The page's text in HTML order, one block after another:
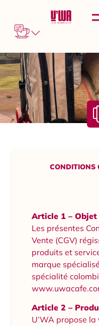
CONDITIONS
Article 1 – Objet
Les présentes
Vente (CGV)
produits et
marque
spécialité
Article 2 –
U’WA propose